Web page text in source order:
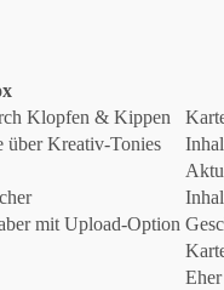
Klopfen & Kippen
über Kreativ-Tonies
mit Upload-Option